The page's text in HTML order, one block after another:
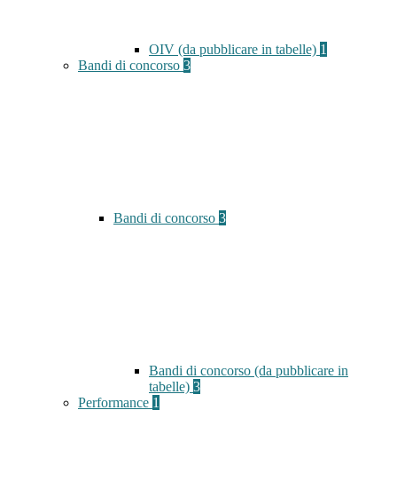
OIV (da pubblicare in tabelle) 1
Bandi di concorso 3
Bandi di concorso 3
Bandi di concorso (da pubblicare in
tabelle) 3
Performance 1